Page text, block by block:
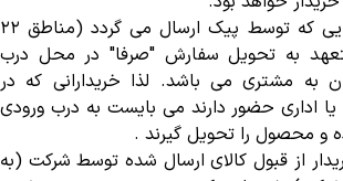
برای سفارش هایی که توسط پیک ارسال می گردد (مناطق ۲۲
به تحویل سفارش "صرفا" در محل درب
به مشتری می باشد. لذا خریدارانی که در
اداری حضور دارند می بایست به درب ورودی
و محصول را تحویل گیرند .
از قبول کالای ارسال شده توسط شرکت (به